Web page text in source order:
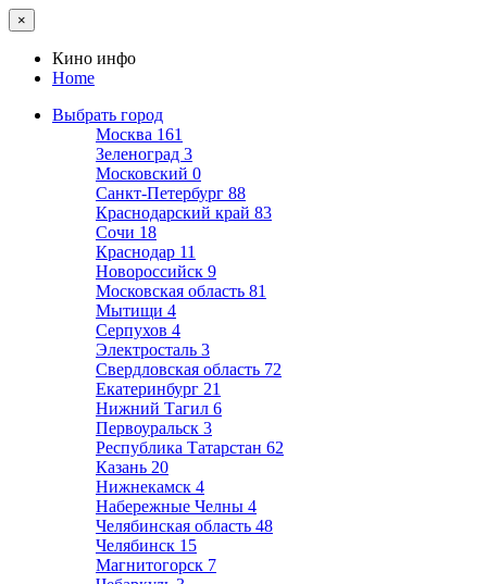
×
Кино инфо
Home
Выбрать город
Москва 161
Зеленоград 3
Московский 0
Санкт-Петербург 88
Краснодарский край 83
Сочи 18
Краснодар 11
Новороссийск 9
Московская область 81
Мытищи 4
Серпухов 4
Электросталь 3
Свердловская область 72
Екатеринбург 21
Нижний Тагил 6
Первоуральск 3
Республика Татарстан 62
Казань 20
Нижнекамск 4
Набережные Челны 4
Челябинская область 48
Челябинск 15
Магнитогорск 7